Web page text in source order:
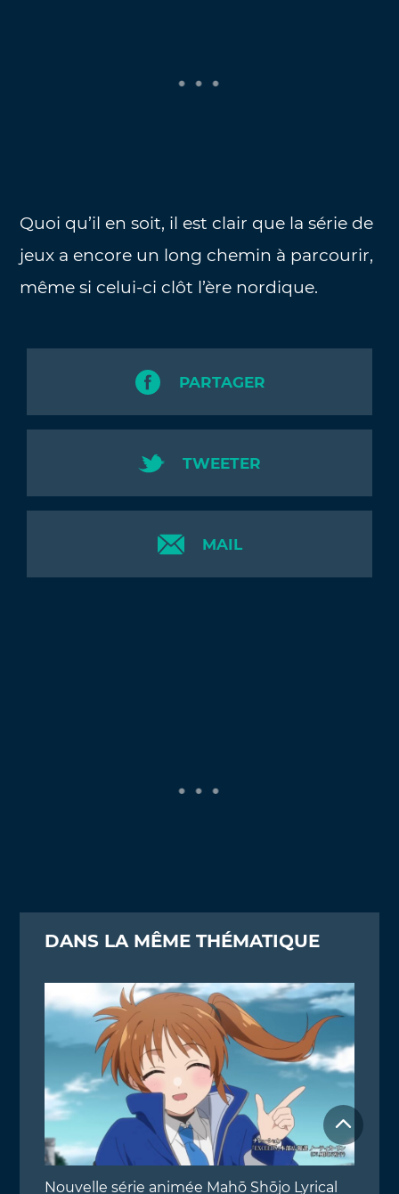
Quoi qu’il en soit, il est clair que la série de
jeux a encore un long chemin à parcourir,
même si celui-ci clôt l’ère nordique.
PARTAGER
TWEETER
MAIL
DANS LA MÊME THÉMATIQUE
Nouvelle série animée Mahō Shōjo Lyrical